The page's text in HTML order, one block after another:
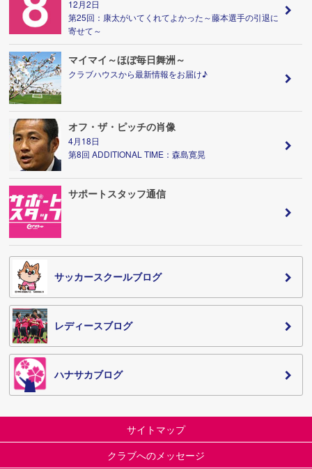
12月2日
第25回：康太がいてくれてよかった～藤本選手の引退に
寄せて～
マイマイ～ほぼ毎日舞洲～
クラブハウスから最新情報をお届け♪
オフ・ザ・ピッチの肖像
4月18日
第8回 ADDITIONAL TIME：森島寛晃
サポートスタッフ通信
サッカースクールブログ
レディースブログ
ハナサカブログ
サイトマップ
クラブへのメッセージ